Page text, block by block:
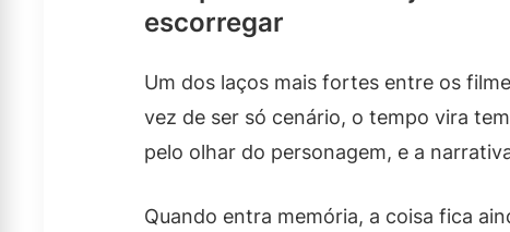
escorregar
Um dos laços mais fortes entre os
vez de ser só cenário, o tempo vira
pelo olhar do personagem, e a
Quando entra memória, a coisa fica